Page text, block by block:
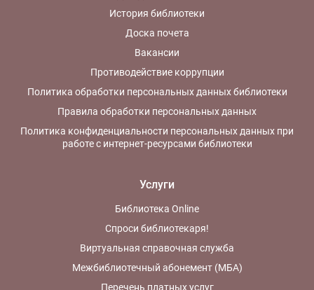
История библиотеки
Доска почета
Вакансии
Противодействие коррупции
Политика обработки персональных данных библиотеки
Правила обработки персональных данных
Политика конфиденциальности персональных данных при
работе с интернет-ресурсами библиотеки
Услуги
Библиотека Online
Спроси библиотекаря!
Виртуальная справочная служба
Межбиблиотечный абонемент (МБА)
Перечень платных услуг